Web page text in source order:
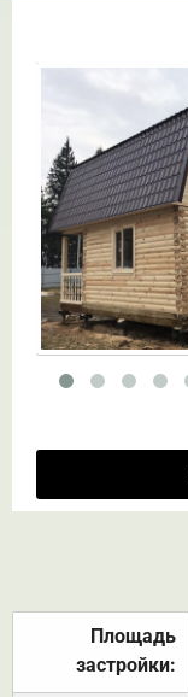
Площадь
застройки: